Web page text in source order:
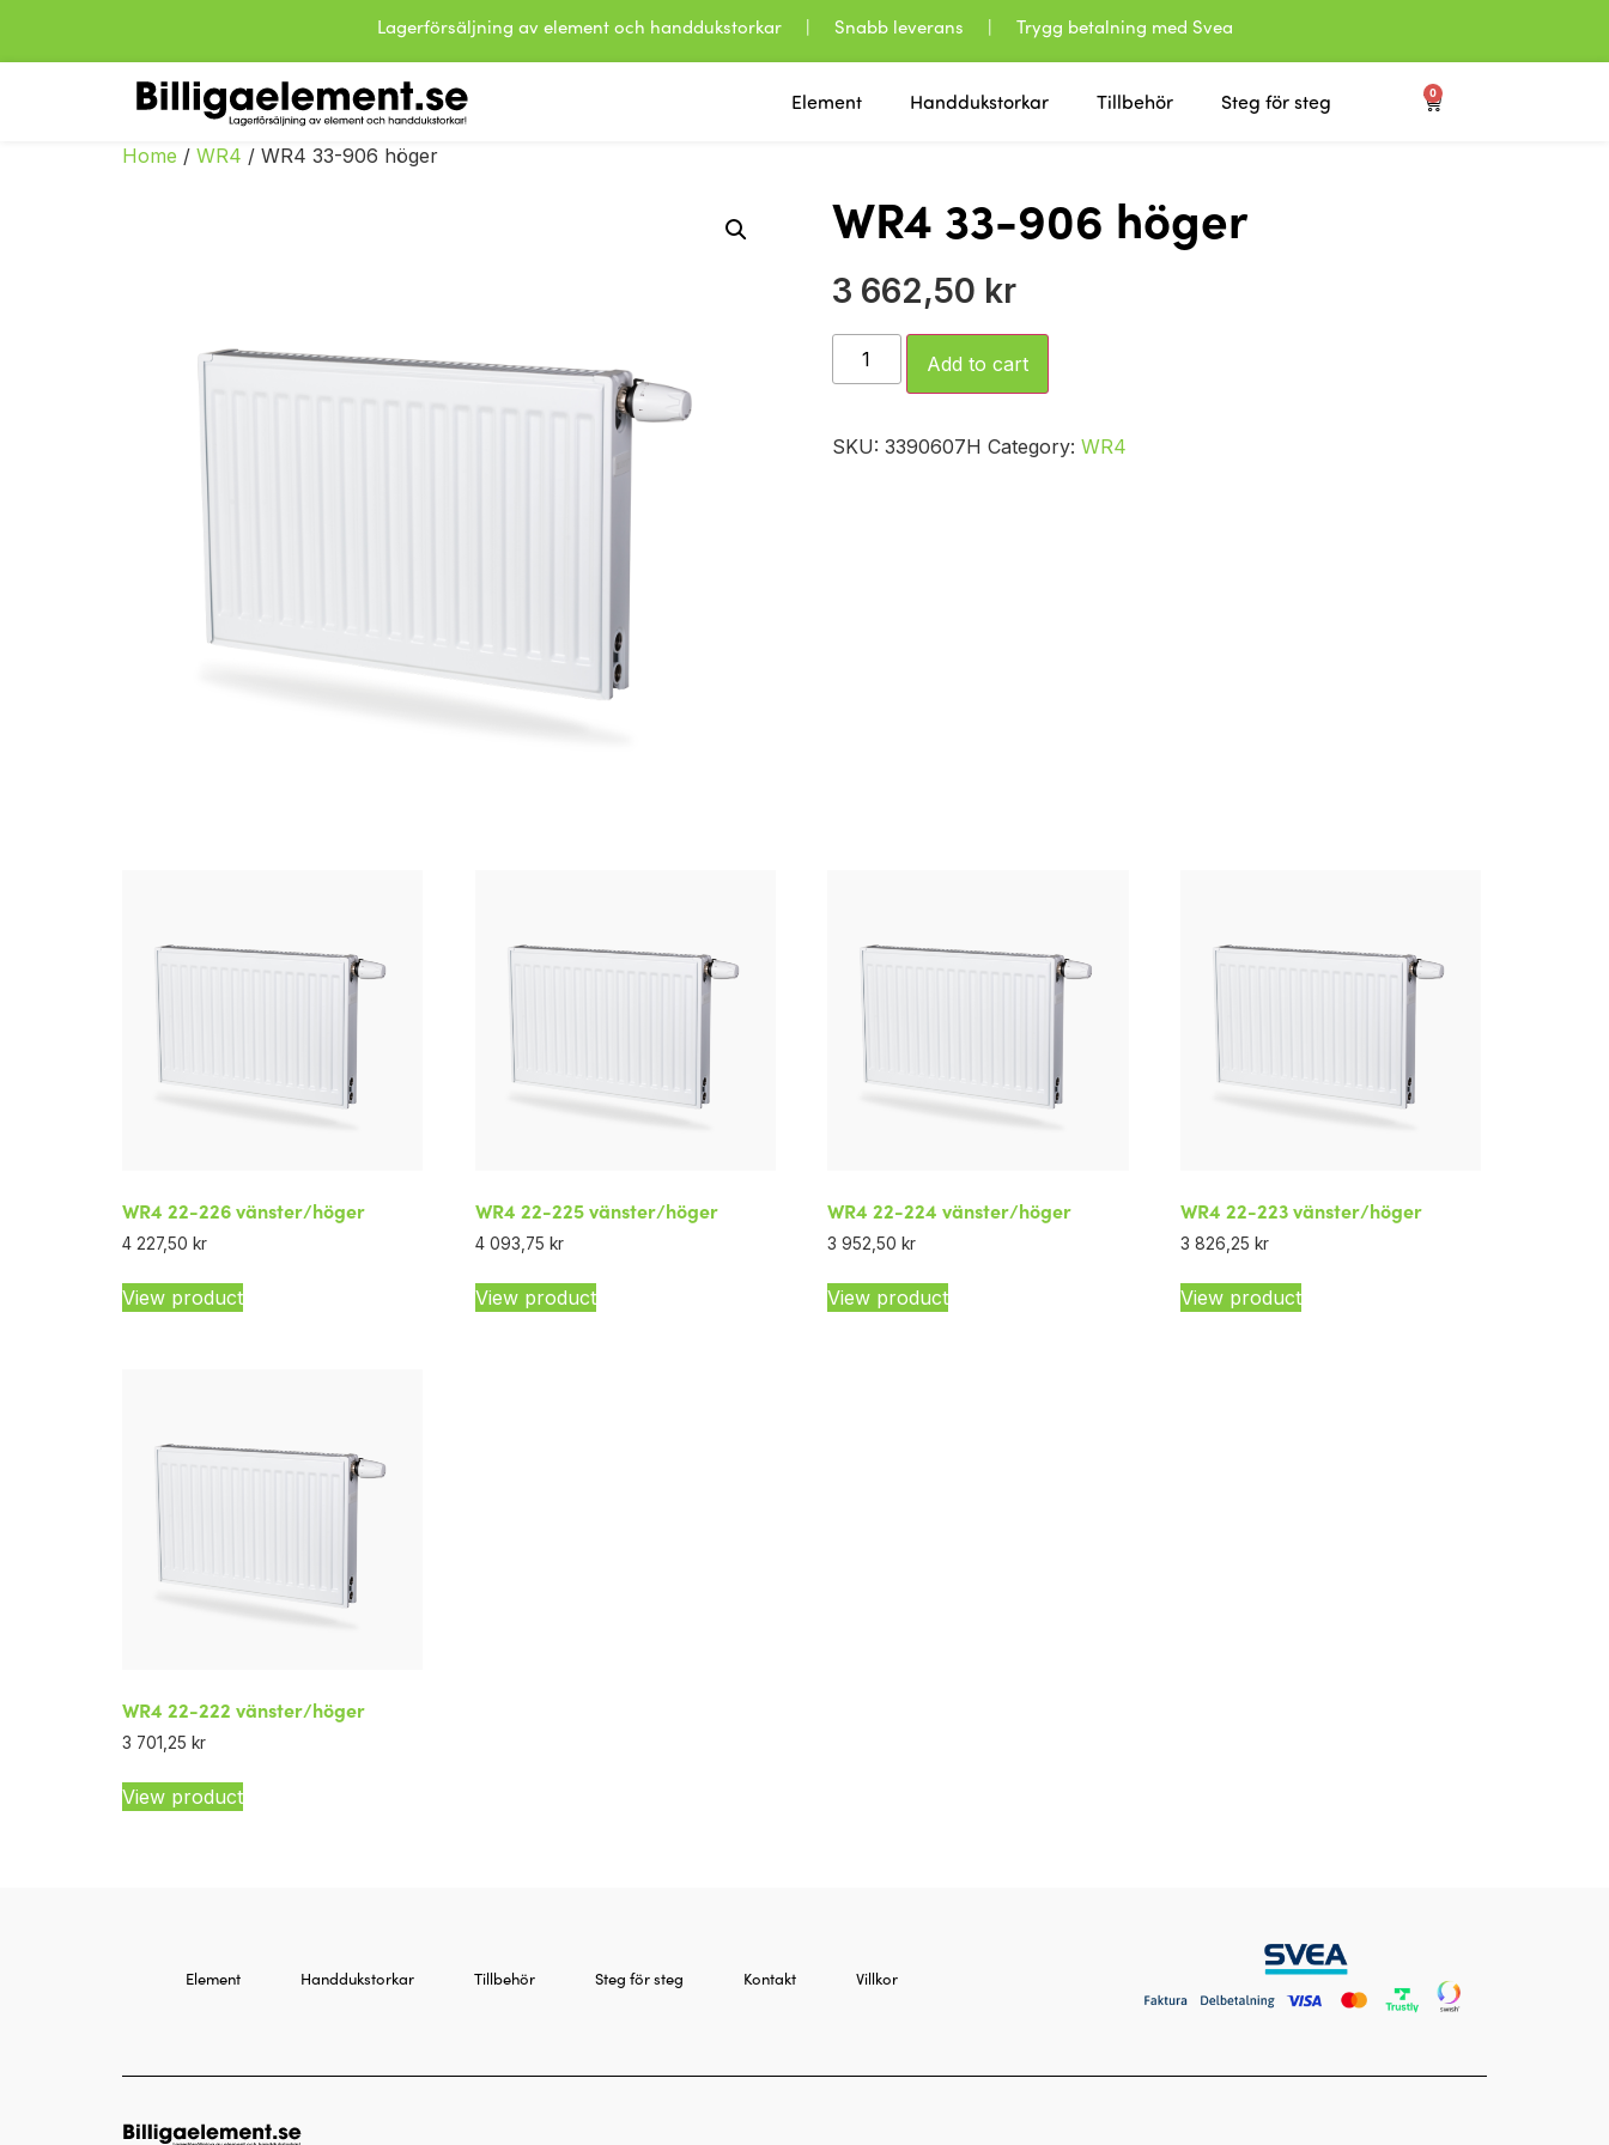
Lagerförsäljning av element och handdukstorkar | Snabb leverans | Trygg betalning med Svea
Element Handdukstorkar Tillbehör Steg för steg 0
Home / WR4 / WR4 33-906 höger
WR4 33-906 höger
3 662,50 kr
Add to cart
SKU: 3390607H Category: WR4
WR4 22-226 vänster/höger
4 227,50 kr
View product
WR4 22-225 vänster/höger
4 093,75 kr
View product
WR4 22-224 vänster/höger
3 952,50 kr
View product
WR4 22-223 vänster/höger
3 826,25 kr
View product
WR4 22-222 vänster/höger
3 701,25 kr
View product
Element Handdukstorkar Tillbehör Steg för steg Kontakt Villkor